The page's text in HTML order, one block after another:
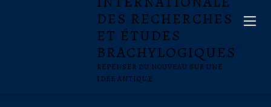
DES RECHERCHES
ET ÉTUDES
BRACHYLOGIQUES
REPENSER DU NOUVEAU SUR UNE
IDÉE ANTIQUE